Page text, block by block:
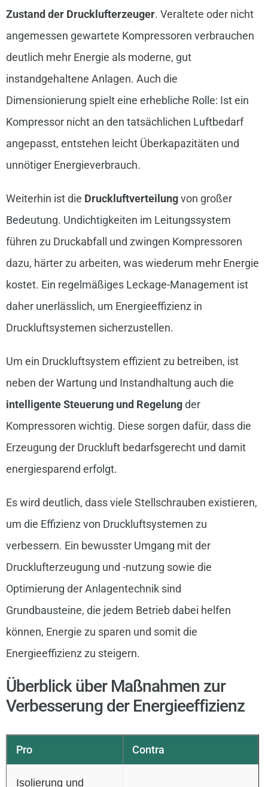
Zustand der Drucklufterzeuger. Veraltete oder nicht
angemessen gewartete Kompressoren verbrauchen
deutlich mehr Energie als moderne, gut
instandgehaltene Anlagen. Auch die
Dimensionierung spielt eine erhebliche Rolle: Ist ein
Kompressor nicht an den tatsächlichen Luftbedarf
angepasst, entstehen leicht Überkapazitäten und
unnötiger Energieverbrauch.
Weiterhin ist die Druckluftverteilungvon großer
Bedeutung. Undichtigkeiten im Leitungssystem
führen zu Druckabfall und zwingen Kompressoren
dazu, härter zu arbeiten, was wiederum mehr Energie
kostet. Ein regelmäßiges Leckage-Management ist
daher unerlässlich, um Energieeffizienz in
Druckluftsystemen sicherzustellen.
Um ein Druckluftsystem effizient zu betreiben, ist
neben der Wartung und Instandhaltung auch die
intelligente Steuerung und Regelungder
Kompressoren wichtig. Diese sorgen dafür, dass die
Erzeugung der Druckluft bedarfsgerecht und damit
energiesparend erfolgt.
Es wird deutlich, dass viele Stellschrauben existieren,
um die Effizienz von Druckluftsystemen zu
verbessern. Ein bewusster Umgang mit der
Drucklufterzeugung und -nutzung sowie die
Optimierung der Anlagentechnik sind
Grundbausteine, die jedem Betrieb dabei helfen
können, Energie zu sparen und somit die
Energieeffizienz zu steigern.
Überblick über Maßnahmen zur
Verbesserung der Energieeffizienz
Pro Contra
Isolierung und